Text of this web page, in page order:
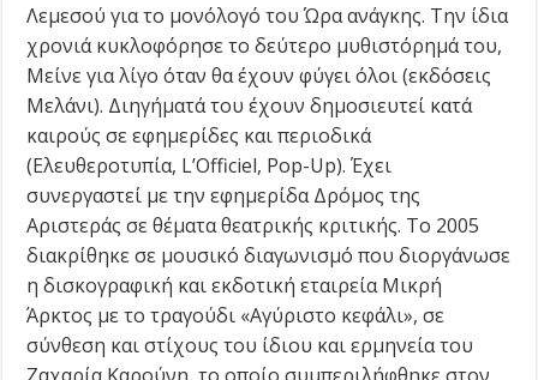
Λεμεσού για το μονόλογό του Ώρα ανάγκης. Την ίδια
χρονιά κυκλοφόρησε το δεύτερο μυθιστόρημά του,
Μείνε για λίγο όταν θα έχουν φύγει όλοι (εκδόσεις
Μελάνι). Διηγήματά του έχουν δημοσιευτεί κατά
καιρούς σε εφημερίδες και περιοδικά
(Ελευθεροτυπία, L’Officiel, Pop-Up). Έχει
συνεργαστεί με την εφημερίδα Δρόμος της
Αριστεράς σε θέματα θεατρικής κριτικής. Το 2005
διακρίθηκε σε μουσικό διαγωνισμό που διοργάνωσε
η δισκογραφική και εκδοτική εταιρεία Μικρή
Άρκτος με το τραγούδι «Αγύριστο κεφάλι», σε
σύνθεση και στίχους του ίδιου και ερμηνεία του
Ζαχαρία Καρούνη, το οποίο συμπεριλήφθηκε στον